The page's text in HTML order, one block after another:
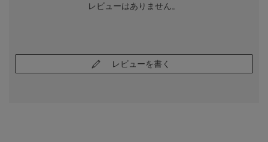
レビューはありません。
レビューを書く